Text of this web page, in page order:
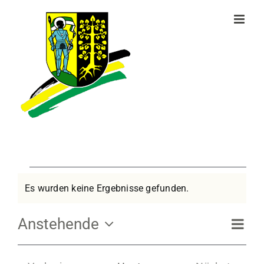
Veranstaltungen
Hinweis
Es wurden keine Ergebnisse gefunden.
Liste
Anstehende
Datum